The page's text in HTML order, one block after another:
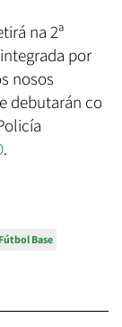
na 2ª
por
nosos
debutarán co
.
Fútbol Base